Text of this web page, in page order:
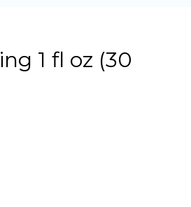
1 fl oz (30